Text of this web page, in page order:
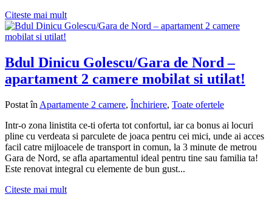
Citeste mai mult
Bdul Dinicu Golescu/Gara de Nord –
apartament 2 camere mobilat si utilat!
Postat în Apartamente 2 camere, Închiriere, Toate ofertele
Intr-o zona linistita ce-ti oferta tot confortul, iar ca bonus ai locuri
pline cu verdeata si parculete de joaca pentru cei mici, unde ai acces
facil catre mijloacele de transport in comun, la 3 minute de metrou
Gara de Nord, se afla apartamentul ideal pentru tine sau familia ta!
Este renovat integral cu elemente de bun gust...
Citeste mai mult